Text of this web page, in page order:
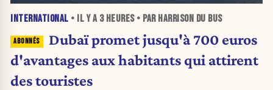
INTERNATIONAL • IL Y A 3 HEURES• PAR HARRISON DU BUS
Dubaï promet jusqu'à 700 euros
d'avantages aux habitants qui attirent
des touristes